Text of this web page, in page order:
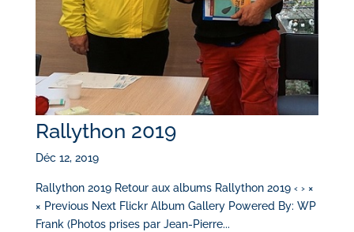
Rallython 2019
Déc 12, 2019
Rallython 2019 Retour aux albums Rallython 2019 ‹ › ×
× Previous Next Flickr Album Gallery Powered By: WP
Frank (Photos prises par Jean-Pierre...